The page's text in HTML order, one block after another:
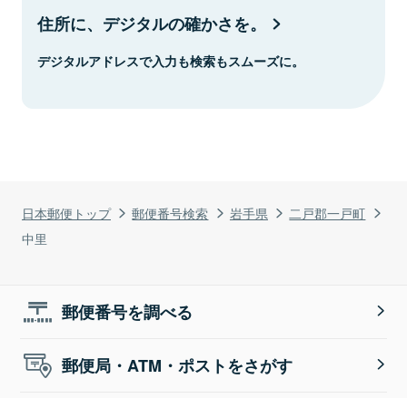
日本郵便トップ 郵便番号検索 岩手県
二戸郡一戸町
中里
住所に、デジタルの確かさを。
デジタルアドレスで入力も検索もスムーズに。
郵便番号を調べる
郵便局・ATM・ポストをさがす